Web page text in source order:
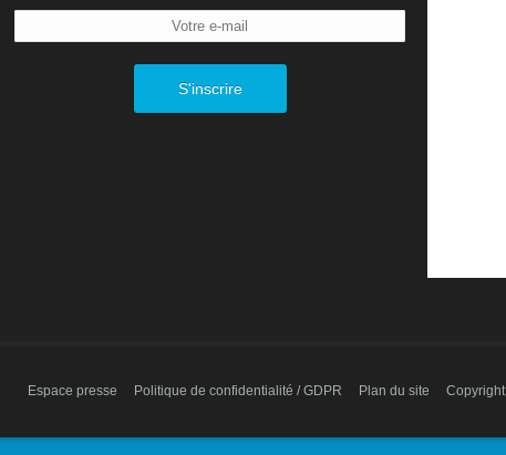
S'inscrire
Espace presse Politique de confidentialité / GDPR Plan du site Copyright